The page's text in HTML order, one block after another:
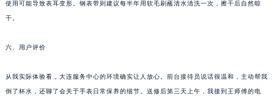
使用可能导致表耳变形。钢表带则建议每半年用软毛刷蘸清水清洗一次，擦干后自然晾
干。
六、用户评价
从我实际体验看，大连服务中心的环境确实让人放心。前台接待员说话很温和，主动帮我
倒了杯水，还聊了会关于手表日常保养的细节。送修后第三天上午，我接到王师傅的电